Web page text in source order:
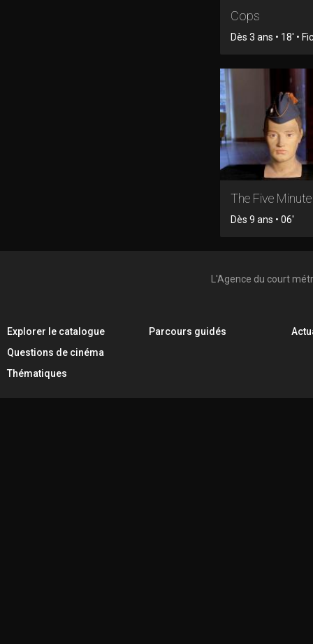
Cops
Dès 3 ans • 18' •
The Five
Dès 9 ans • 06'
L'Agence du court
Explorer le catalogue
Questions de cinéma
Thématiques
Parcours guidés